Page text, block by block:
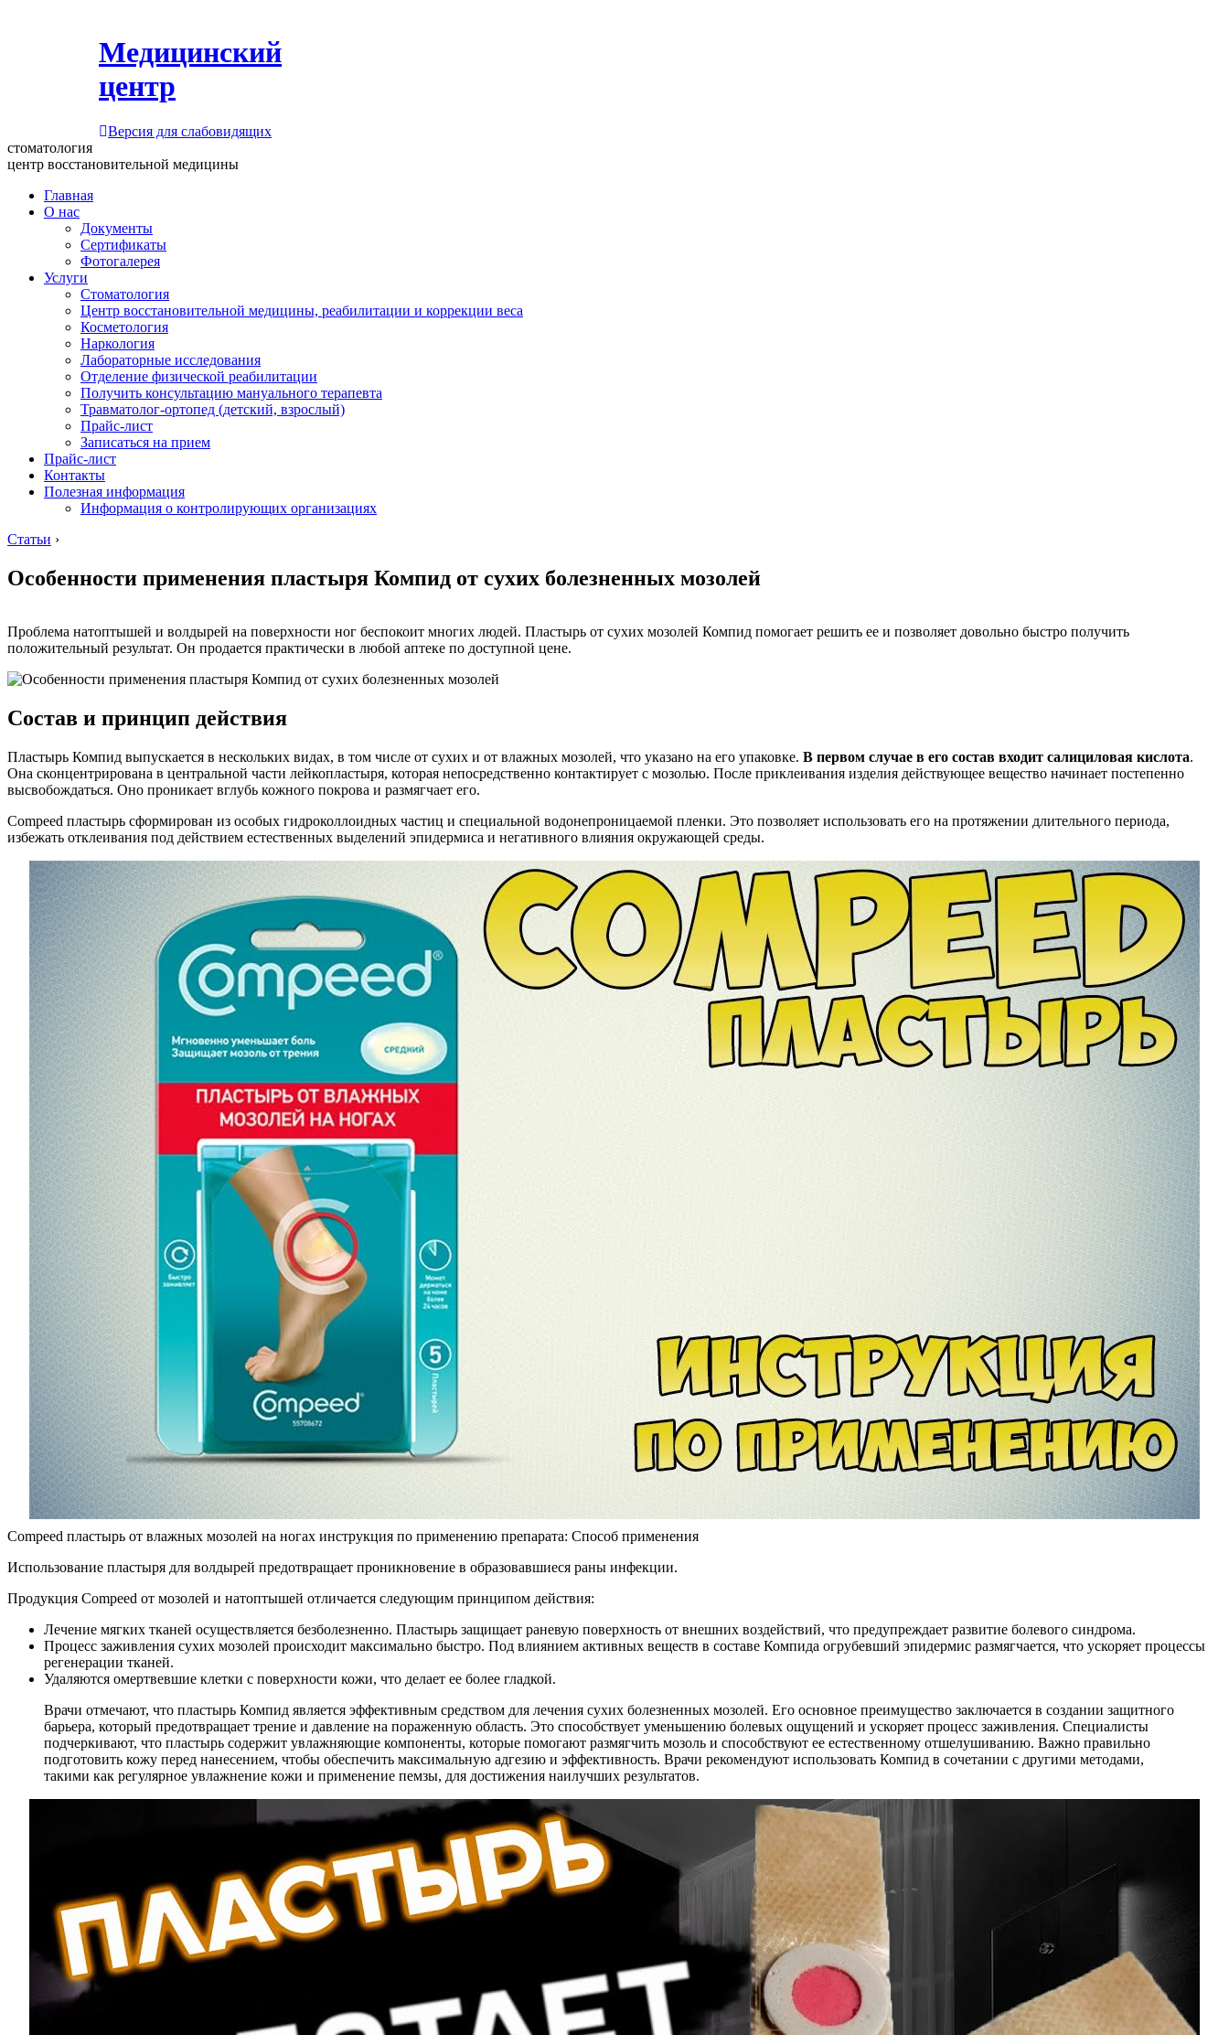
Медицинский
центр
Версия для слабовидящих
стоматология
центр восстановительной медицины
Главная
О нас
Документы
Сертификаты
Фотогалерея
Услуги
Стоматология
Центр восстановительной медицины, реабилитации и коррекции веса
Косметология
Наркология
Лабораторные исследования
Отделение физической реабилитации
Получить консультацию мануального терапевта
Травматолог-ортопед (детский, взрослый)
Прайс-лист
Записаться на прием
Прайс-лист
Контакты
Полезная информация
Информация о контролирующих организациях
Статьи ›
Особенности применения пластыря Компид от сухих болезненных мозолей
Проблема натоптышей и волдырей на поверхности ног беспокоит многих людей. Пластырь от сухих мозолей Компид помогает решить ее и позволяет довольно быстро получить
положительный результат. Он продается практически в любой аптеке по доступной цене.
Состав и принцип действия
Пластырь Компид выпускается в нескольких видах, в том числе от сухих и от влажных мозолей, что указано на его упаковке. В первом случае в его состав входит салициловая кислота.
Она сконцентрирована в центральной части лейкопластыря, которая непосредственно контактирует с мозолью. После приклеивания изделия действующее вещество начинает постепенно
высвобождаться. Оно проникает вглубь кожного покрова и размягчает его.
Compeed пластырь сформирован из особых гидроколлоидных частиц и специальной водонепроницаемой пленки. Это позволяет использовать его на протяжении длительного периода,
избежать отклеивания под действием естественных выделений эпидермиса и негативного влияния окружающей среды.
Compeed пластырь от влажных мозолей на ногах инструкция по применению препарата: Способ применения
Использование пластыря для волдырей предотвращает проникновение в образовавшиеся раны инфекции.
Продукция Compeed от мозолей и натоптышей отличается следующим принципом действия:
Лечение мягких тканей осуществляется безболезненно. Пластырь защищает раневую поверхность от внешних воздействий, что предупреждает развитие болевого синдрома.
Процесс заживления сухих мозолей происходит максимально быстро. Под влиянием активных веществ в составе Компида огрубевший эпидермис размягчается, что ускоряет процессы
регенерации тканей.
Удаляются омертвевшие клетки с поверхности кожи, что делает ее более гладкой.
Врачи отмечают, что пластырь Компид является эффективным средством для лечения сухих болезненных мозолей. Его основное преимущество заключается в создании защитного
барьера, который предотвращает трение и давление на пораженную область. Это способствует уменьшению болевых ощущений и ускоряет процесс заживления. Специалисты
подчеркивают, что пластырь содержит увлажняющие компоненты, которые помогают размягчить мозоль и способствуют ее естественному отшелушиванию. Важно правильно
подготовить кожу перед нанесением, чтобы обеспечить максимальную адгезию и эффективность. Врачи рекомендуют использовать Компид в сочетании с другими методами,
такими как регулярное увлажнение кожи и применение пемзы, для достижения наилучших результатов.